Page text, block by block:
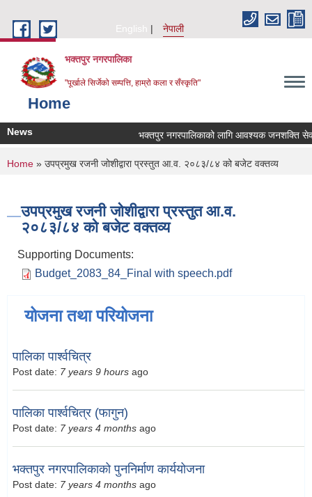
English
नेपाली
भक्तपुर नगरपालिका
"पूर्खाले सिर्जेको सम्पत्ति, हाम्रो कला र सँस्कृति"
Home
News भक्तपुर नगरपालिकाको लागि आवश्यक जनशक्ति सेवा
You are here
Home » उपप्रमुख रजनी जोशीद्वारा प्रस्तुत आ.व. २०८३/८४ को बजेट वक्तव्य
उपप्रमुख रजनी जोशीद्वारा प्रस्तुत आ.व.
२०८३/८४ को बजेट वक्तव्य
Supporting Documents:
Budget_2083_84_Final with speech.pdf
योजना तथा परियोजना
पालिका पार्श्वचित्र
Post date: 7 years 9 hours ago
पालिका पार्श्वचित्र (फागुन)
Post date: 7 years 4 months ago
भक्तपुर नगरपालिकाको पुननिर्माण कार्ययोजना
Post date: 7 years 4 months ago